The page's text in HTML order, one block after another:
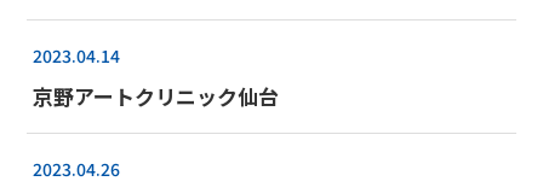
2023.04.14
京野アートクリニック仙台
2023.04.26